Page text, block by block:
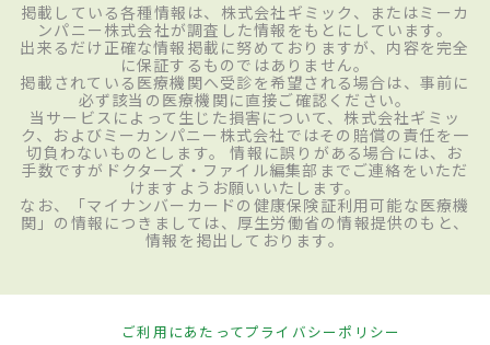
掲載している各種情報は、株式会社ギミック、またはミーカ
ンパニー株式会社が調査した情報をもとにしています。
出来るだけ正確な情報掲載に努めておりますが、内容を完全
に保証するものではありません。
掲載されている医療機関へ受診を希望される場合は、事前に
必ず該当の医療機関に直接ご確認ください。
当サービスによって生じた損害について、株式会社ギミッ
ク、およびミーカンパニー株式会社ではその賠償の責任を一
切負わないものとします。 情報に誤りがある場合には、お
手数ですがドクターズ・ファイル編集部までご連絡をいただ
けますようお願いいたします。
なお、「マイナンバーカードの健康保険証利用可能な医療機
関」の情報につきましては、厚生労働省の情報提供のもと、
情報を掲出しております。
ご利用にあたってプライバシーポリシー